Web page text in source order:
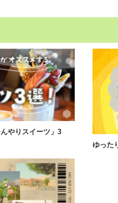
やりスイーツ」3
ゆった